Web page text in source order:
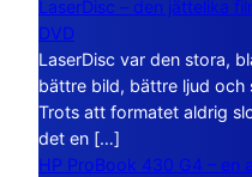
LaserDisc – den jättelika
DVD
LaserDisc var den stora,
bättre bild, bättre ljud och
Trots att formatet aldrig
det en […]
HP ProBook 430 G4 – en